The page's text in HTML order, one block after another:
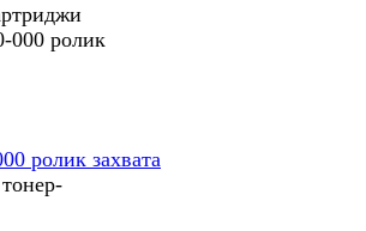
ролик захвата